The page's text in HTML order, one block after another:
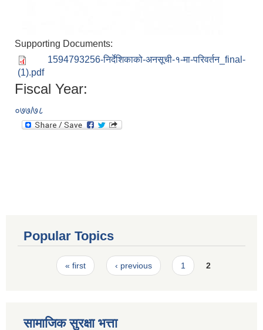
Supporting Documents:
1594793256-निर्देशिकाको-अनसूची-१-मा-परिवर्तन_final-
(1).pdf
Fiscal Year:
०७७/७८
Popular Topics
Pages« first ‹ previous 1 2
सामाजिक सुरक्षा भत्ता